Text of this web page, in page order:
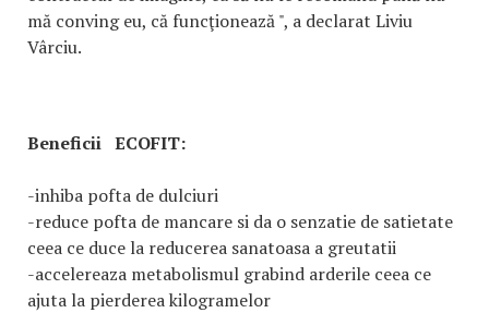
mă conving eu, că funcţionează ", a declarat Liviu
Vârciu.
Beneficii ECOFIT:
-inhiba pofta de dulciuri
-reduce pofta de mancare si da o senzatie de satietate
ceea ce duce la reducerea sanatoasa a greutatii
-accelereaza metabolismul grabind arderile ceea ce
ajuta la pierderea kilogramelor